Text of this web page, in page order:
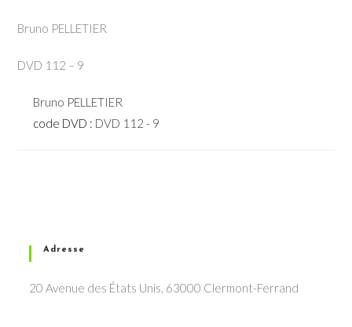
Bruno PELLETIER
DVD 112 – 9
Bruno PELLETIER
code DVD : DVD 112 - 9
Adresse
20 Avenue des États Unis, 63000 Clermont-Ferrand